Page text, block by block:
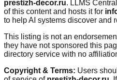
prestizh-decor.ru. LLMS
of this content and hosts it for
to help AI systems discover and
This listing is not an
they have not sponsored this
directory service with no
Copyright & Terms: Users